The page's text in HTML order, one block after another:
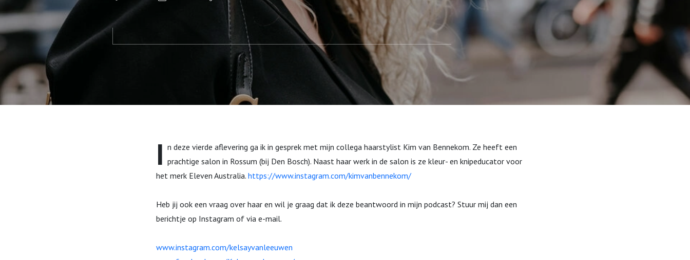
I n deze vierde aflevering ga ik in gesprek met mijn collega haarstylist Kim van Bennekom. Ze heeft een
prachtige salon in Rossum (bij Den Bosch). Naast haar werk in de salon is ze kleur- en knipeducator voor
het merk Eleven Australia. https://www.instagram.com/kimvanbennekom/
Heb jij ook een vraag over haar en wil je graag dat ik deze beantwoord in mijn podcast? Stuur mij dan een
berichtje op Instagram of via e-mail.
www.instagram.com/kelsayvanleeuwen